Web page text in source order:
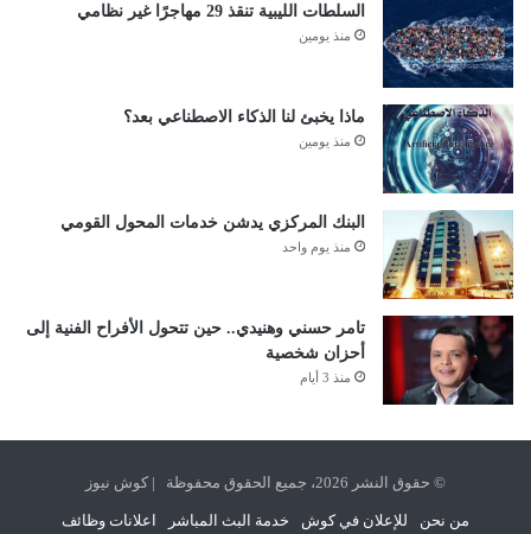
السلطات الليبية تنقذ 29 مهاجرًا غير نظامي
منذ يومين
ماذا يخبئ لنا الذكاء الاصطناعي بعد؟
منذ يومين
البنك المركزي يدشن خدمات المحول القومي
منذ يوم واحد
تامر حسني وهنيدي.. حين تتحول الأفراح الفنية إلى
أحزان شخصية
منذ 3 أيام
© حقوق النشر 2026، جميع الحقوق محفوظة | كوش نيوز
من نحن للإعلان في كوش خدمة البث المباشر اعلانات وظائف